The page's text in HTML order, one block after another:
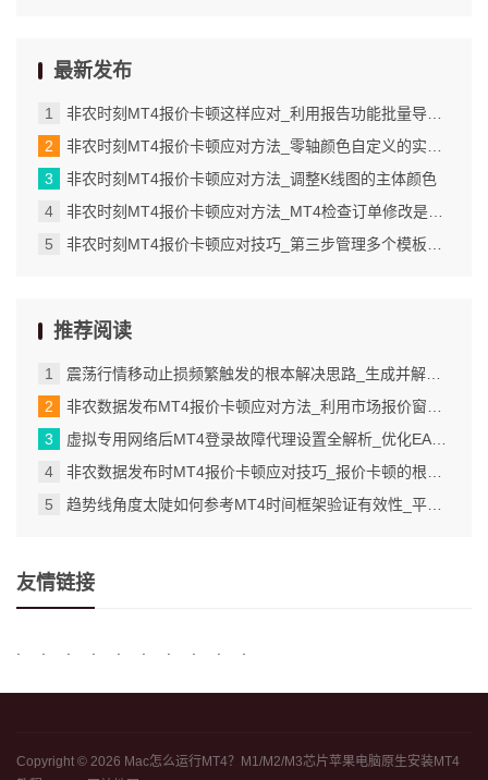
最新发布
非农时刻MT4报价卡顿这样应对_利用报告功能批量导出交易详情
非农时刻MT4报价卡顿应对方法_零轴颜色自定义的实际应用场景
非农时刻MT4报价卡顿应对方法_调整K线图的主体颜色
非农时刻MT4报价卡顿应对方法_MT4检查订单修改是否成功的具体步骤
非农时刻MT4报价卡顿应对技巧_第三步管理多个模板并灵活切换使用
推荐阅读
震荡行情移动止损频繁触发的根本解决思路_生成并解读详细的交易报告
非农数据发布MT4报价卡顿应对方法_利用市场报价窗口监控实时波动
虚拟专用网络后MT4登录故障代理设置全解析_优化EA性能与处理异常情况
非农数据发布时MT4报价卡顿应对技巧_报价卡顿的根源在于市场流动性瞬间枯竭_4
趋势线角度太陡如何参考MT4时间框架验证有效性_平台版本差异与未来功能展望
友情链接
Copyright © 2026 Mac怎么运行MT4？M1/M2/M3芯片苹果电脑原生安装MT4